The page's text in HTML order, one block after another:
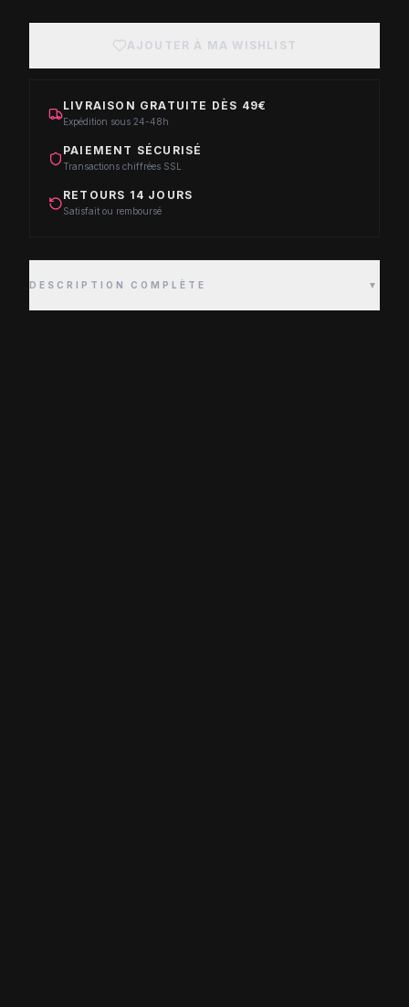
AJOUTER À MA WISHLIST
LIVRAISON GRATUITE DÈS 49€
Expédition sous 24-48h
PAIEMENT SÉCURISÉ
Transactions chiffrées SSL
RETOURS 14 JOURS
Satisfait ou remboursé
DESCRIPTION COMPLÈTE ▼